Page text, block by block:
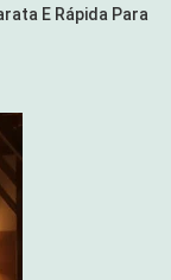
E Rápida Para